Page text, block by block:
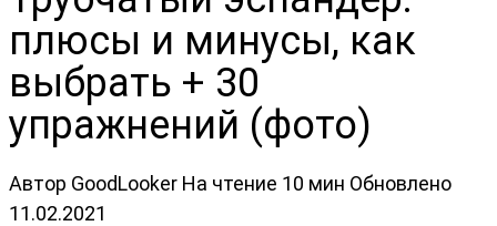
плюсы и минусы, как
выбрать + 30
упражнений (фото)
Автор GoodLooker На чтение 10 мин Обновлено
11.02.2021